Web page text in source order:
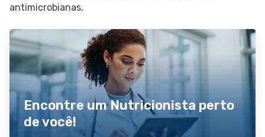
antimicrobianas.
Encontre um Nutricionista perto
de você!